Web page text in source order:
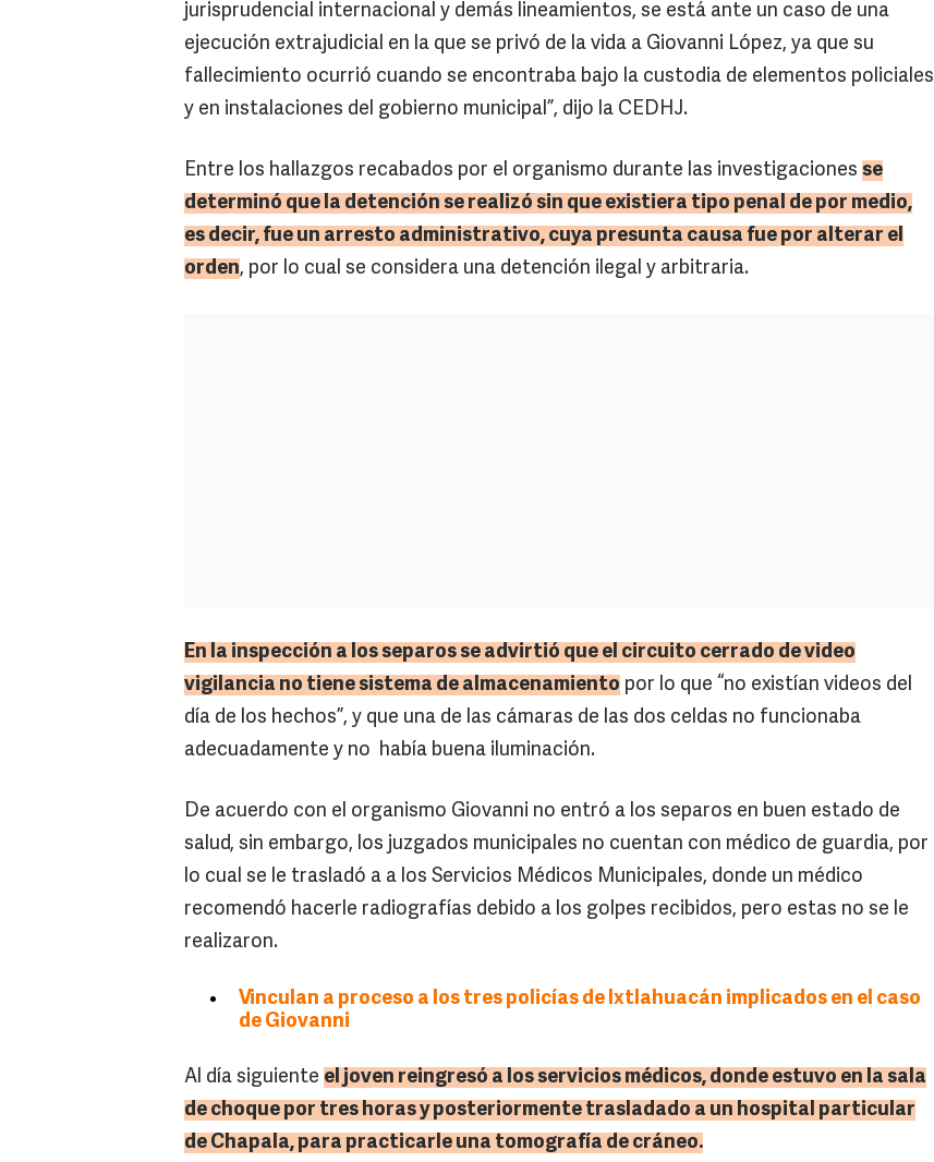
jurisprudencial internacional y demás lineamientos, se está ante un caso de una
ejecución extrajudicial en la que se privó de la vida a Giovanni López, ya que su
fallecimiento ocurrió cuando se encontraba bajo la custodia de elementos policiales
y en instalaciones del gobierno municipal”, dijo la CEDHJ.
Entre los hallazgos recabados por el organismo durante las investigaciones se
determinó que la detención se realizó sin que existiera tipo penal de por medio,
es decir, fue un arresto administrativo, cuya presunta causa fue por alterar el
orden, por lo cual se considera una detención ilegal y arbitraria.
En la inspección a losseparosse advirtió que el circuito cerrado devideo
vigilancia no tiene sistema de almacenamiento por lo que “no existían videos del
día de los hechos”, y que una de las cámaras de las dos celdas no funcionaba
adecuadamente y no había buena iluminación.
De acuerdo con el organismo Giovanni no entró a los separos en buen estado de
salud, sin embargo, los juzgados municipales no cuentan con médico de guardia, por
lo cual se le trasladó a a los Servicios Médicos Municipales, donde un médico
recomendó hacerle radiografías debido a los golpes recibidos, pero estas no se le
realizaron.
Vinculan a proceso a los tres policías de Ixtlahuacán implicados en el caso
de Giovanni
Al día siguiente el joven reingresó a los servicios médicos, donde estuvo en la sala
de choque por tres horas y posteriormente trasladado a un hospital particular
de Chapala, para practicarle una tomografía de cráneo.